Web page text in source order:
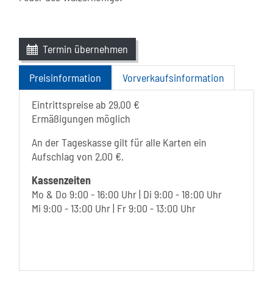
Termin übernehmen
Preisinformation
Vorverkaufsinformation
Eintrittspreise ab 29,00 €
Ermäßigungen möglich
An der Tageskasse gilt für alle Karten ein
Aufschlag von 2,00 €.
Kassenzeiten
Mo & Do 9:00 - 16:00 Uhr | Di 9:00 - 18:00 Uhr
Mi 9:00 - 13:00 Uhr | Fr 9:00 - 13:00 Uhr